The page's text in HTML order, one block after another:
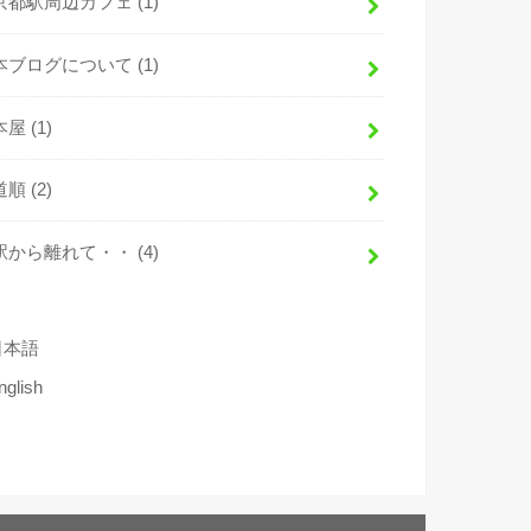
ブログについて (1)
屋 (1)
順 (2)
から離れて・・ (4)
本語